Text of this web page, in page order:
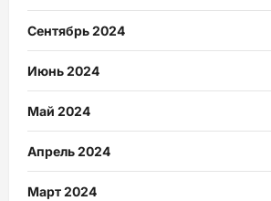
Сентябрь 2024
Июнь 2024
Май 2024
Апрель 2024
Март 2024